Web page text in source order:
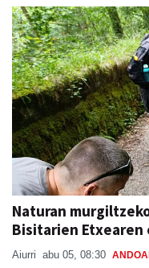
Naturan
Bisitarien Etxearen
Aiurri abu 05, 08:30